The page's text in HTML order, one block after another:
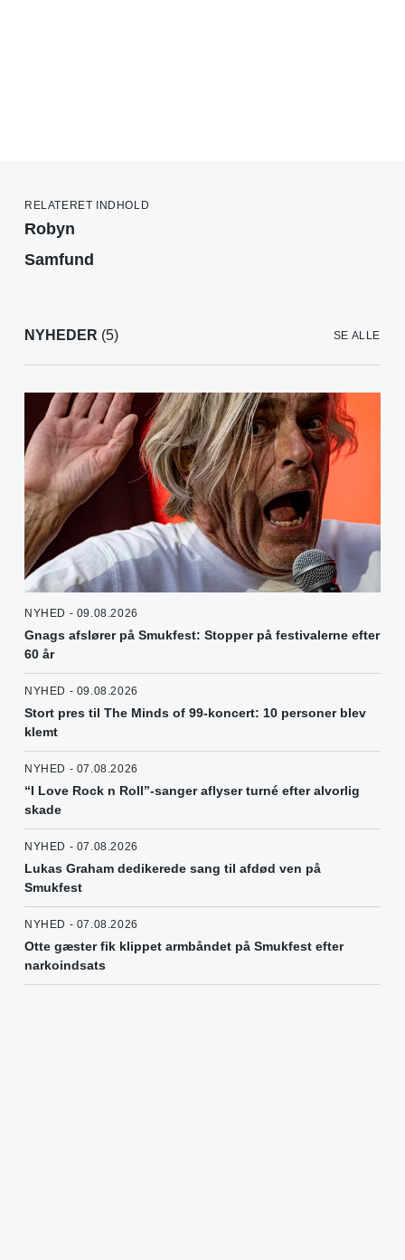
RELATERET INDHOLD
Robyn
Samfund
NYHEDER (5) SE ALLE
NYHED - 09.08.2026
Gnags afslører på Smukfest: Stopper på festivalerne efter
60 år
NYHED - 09.08.2026
Stort pres til The Minds of 99-koncert: 10 personer blev
klemt
NYHED - 07.08.2026
“I Love Rock n Roll”-sanger aflyser turné efter alvorlig
skade
NYHED - 07.08.2026
Lukas Graham dedikerede sang til afdød ven på
Smukfest
NYHED - 07.08.2026
Otte gæster fik klippet armbåndet på Smukfest efter
narkoindsats